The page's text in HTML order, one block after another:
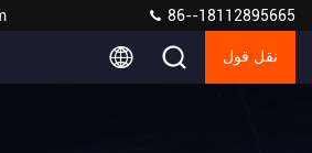
86--18112895665
نقل قول